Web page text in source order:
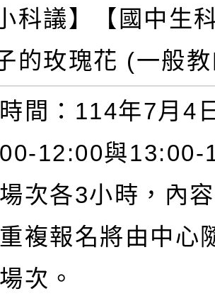
科議】【國中生
的玫瑰花 (一般
時間：114年7月4
00-12:00與13:00-
場次各3小時，內
重複報名將由中心
場次。